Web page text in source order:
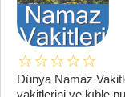
Dünya Namaz
vakitlerini ve kıble